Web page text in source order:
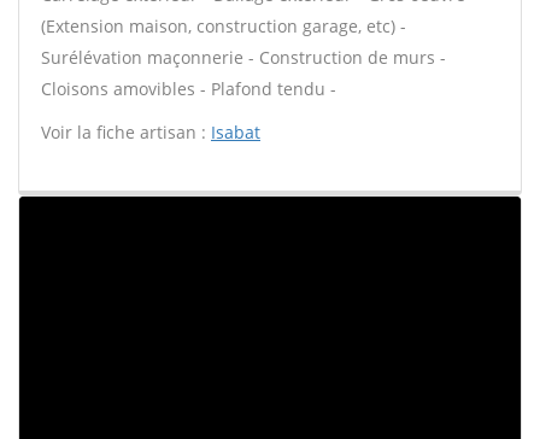
(Extension maison, construction garage, etc) -
Surélévation maçonnerie - Construction de murs -
Cloisons amovibles - Plafond tendu -
Voir la fiche artisan : Isabat